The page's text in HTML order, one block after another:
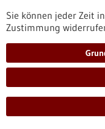
Trainingssteuerung
revolutionieren.
https://
bw.de/fachbeitrag/
muskelphysiologie-
Sie können jeder Zeit
Zustimmung